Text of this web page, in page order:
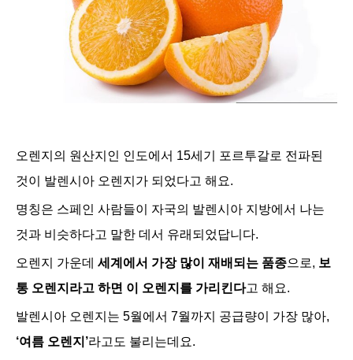
오렌지의 원산지인 인도에서 15세기 포르투갈로 전파된
것이 발렌시아 오렌지가 되었다고 해요.
명칭은 스페인 사람들이 자국의 발렌시아 지방에서 나는
것과 비슷하다고 말한 데서 유래되었답니다.
오렌지 가운데 세계에서 가장 많이 재배되는 품종으로, 보
통 오렌지라고 하면 이 오렌지를 가리킨다고 해요.
발렌시아 오렌지는 5월에서 7월까지 공급량이 가장 많아,
‘여름 오렌지’라고도 불리는데요.